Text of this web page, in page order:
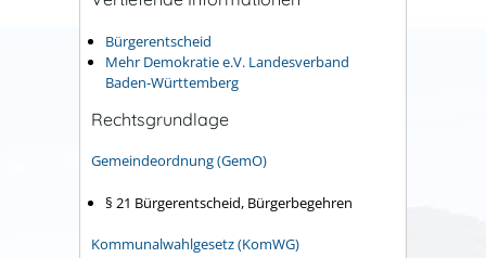
Bürgerentscheid
Mehr Demokratie e.V. Landesverband
Baden-Württemberg
Rechtsgrundlage
Gemeindeordnung (GemO)
§ 21 Bürgerentscheid, Bürgerbegehren
Kommunalwahlgesetz (KomWG)